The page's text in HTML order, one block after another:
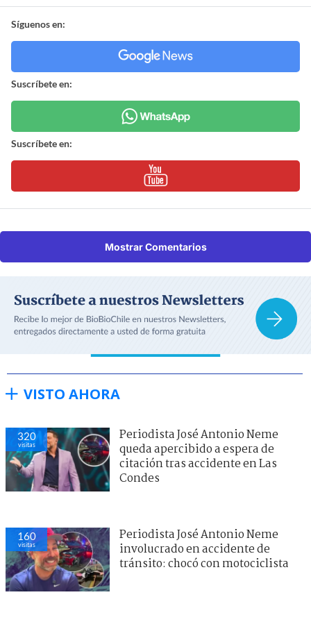
Síguenos en:
Suscríbete en:
Suscríbete en:
Mostrar Comentarios
VISTO AHORA
320
visitas
Periodista José Antonio Neme
queda apercibido a espera de
citación tras accidente en Las
Condes
160
visitas
Periodista José Antonio Neme
involucrado en accidente de
tránsito: chocó con motociclista